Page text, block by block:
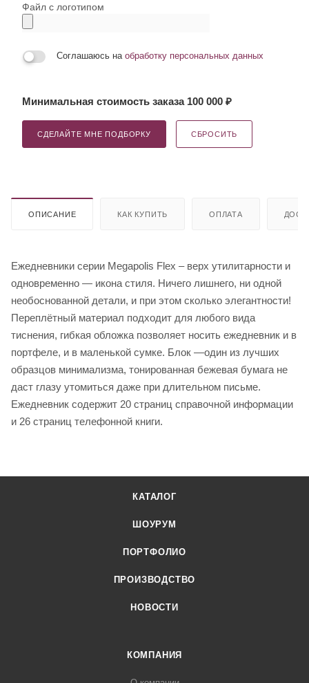
Файл с логотипом
Соглашаюсь на обработку персональных данных
Минимальная стоимость заказа 100 000 ₽
СДЕЛАЙТЕ МНЕ ПОДБОРКУ СБРОСИТЬ
ОПИСАНИЕ КАК КУПИТЬ ОПЛАТА
Ежедневники серии Megapolis Flex – верх утилитарности и
одновременно — икона стиля. Ничего лишнего, ни одной
необоснованной детали, и при этом сколько элегантности!
Переплётный материал подходит для любого вида
тиснения, гибкая обложка позволяет носить ежедневник и в
портфеле, и в маленькой сумке. Блок —один из лучших
образцов минимализма, тонированная бежевая бумага не
даст глазу утомиться даже при длительном письме.
Ежедневник содержит 20 страниц справочной информации
и 26 страниц телефонной книги.
КАТАЛОГ
ШОУРУМ
ПОРТФОЛИО
ПРОИЗВОДСТВО
НОВОСТИ
КОМПАНИЯ